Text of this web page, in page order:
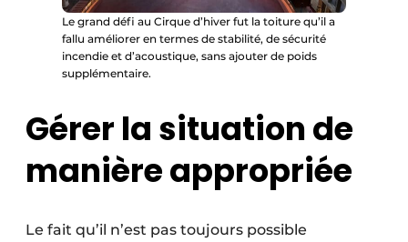
Le grand défi au Cirque d’hiver fut la toiture qu’il a
fallu améliorer en termes de stabilité, de sécurité
incendie et d’acoustique, sans ajouter de poids
supplémentaire.
Gérer la situation de
manière appropriée
Le fait qu’il n’est pas toujours possible